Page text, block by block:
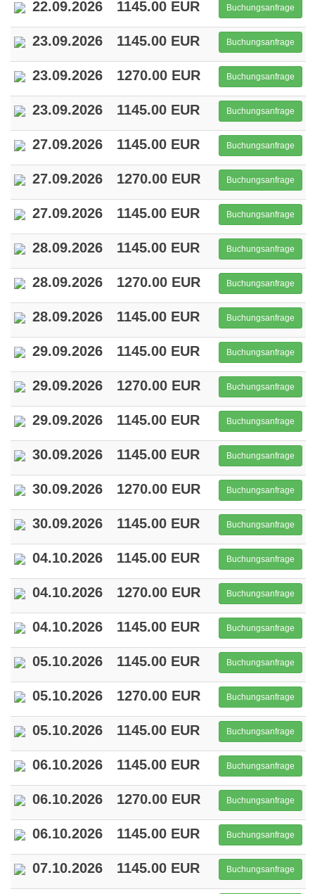
22.09.2026 1145.00 EUR Buchungsanfrage
23.09.2026 1145.00 EUR Buchungsanfrage
23.09.2026 1270.00 EUR Buchungsanfrage
23.09.2026 1145.00 EUR Buchungsanfrage
27.09.2026 1145.00 EUR Buchungsanfrage
27.09.2026 1270.00 EUR Buchungsanfrage
27.09.2026 1145.00 EUR Buchungsanfrage
28.09.2026 1145.00 EUR Buchungsanfrage
28.09.2026 1270.00 EUR Buchungsanfrage
28.09.2026 1145.00 EUR Buchungsanfrage
29.09.2026 1145.00 EUR Buchungsanfrage
29.09.2026 1270.00 EUR Buchungsanfrage
29.09.2026 1145.00 EUR Buchungsanfrage
30.09.2026 1145.00 EUR Buchungsanfrage
30.09.2026 1270.00 EUR Buchungsanfrage
30.09.2026 1145.00 EUR Buchungsanfrage
04.10.2026 1145.00 EUR Buchungsanfrage
04.10.2026 1270.00 EUR Buchungsanfrage
04.10.2026 1145.00 EUR Buchungsanfrage
05.10.2026 1145.00 EUR Buchungsanfrage
05.10.2026 1270.00 EUR Buchungsanfrage
05.10.2026 1145.00 EUR Buchungsanfrage
06.10.2026 1145.00 EUR Buchungsanfrage
06.10.2026 1270.00 EUR Buchungsanfrage
06.10.2026 1145.00 EUR Buchungsanfrage
07.10.2026 1145.00 EUR Buchungsanfrage